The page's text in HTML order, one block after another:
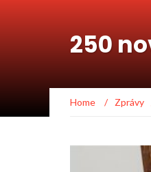
250
Home / Zprávy